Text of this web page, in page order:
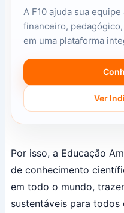
A F10 ajuda sua
financeiro,
em uma plataforma
Ver
Por isso, a Educação
de conhecimento
em todo o mundo,
sustentáveis para todos